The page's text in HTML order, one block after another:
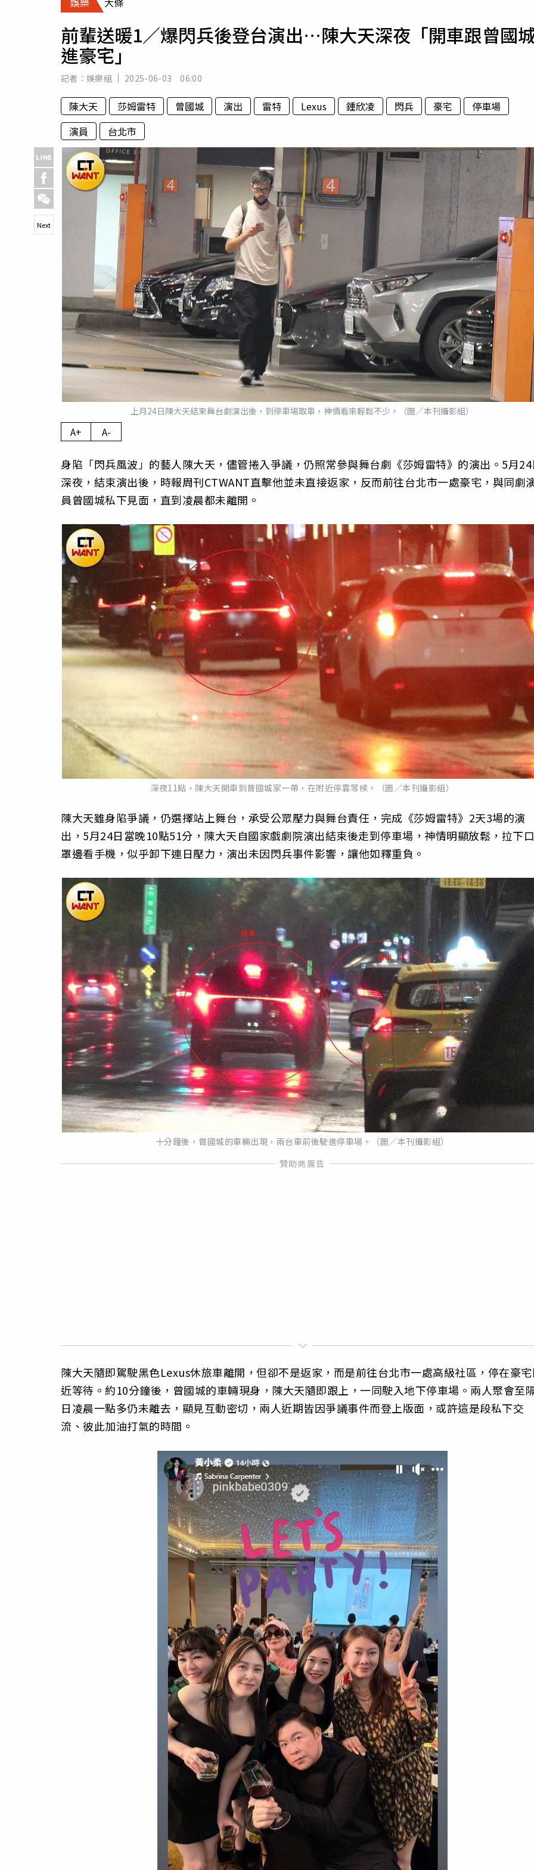
專欄
運勢
前輩送暖1／爆閃兵後登台演出…陳大天深夜「開車跟曾國
進豪宅」
記者： 娛樂組 2025-06-03 06:00
陳大天 莎姆雷特 曾國城 演出 雷特 Lexus 鍾欣凌 閃兵 豪宅
停車場
演員
台北市
上月24日陳大天結束舞台劇演出後，到停車場取車，神情看來輕鬆不少。（圖／本刊攝影組）
Next
A+ A-
身陷「閃兵風波」的藝人陳大天，儘管捲入爭議，仍照常參與舞台劇《莎姆雷特》的演出。5月
深夜，結束演出後，時報周刊CTWANT直擊他並未直接返家，反而前往台北市一處豪宅，與同劇
員曾國城私下見面，直到凌晨都未離開。
深夜11點，陳大天開車到曾國城家一帶，在附近停靠等候。（圖／本刊攝影組）
陳大天雖身陷爭議，仍選擇站上舞台，承受公眾壓力與舞台責任，完成《莎姆雷特》2天3場的演
出，5月24日當晚10點51分，陳大天自國家戲劇院演出結束後走到停車場，神情明顯放鬆，拉下口
罩邊看手機，似乎卸下連日壓力，演出未因閃兵事件影響，讓他如釋重負。
十分鐘後，曾國城的車輛出現，兩台車前後駛進停車場。（圖／本刊攝影組）
陳大天隨即駕駛黑色Lexus休旅車離開，但卻不是返家，而是前往台北市一處高級社區，停在豪
近等待。約10分鐘後，曾國城的車輛現身，陳大天隨即跟上，一同駛入地下停車場。兩人聚會至
日凌晨一點多仍未離去，顯見互動密切，兩人近期皆因爭議事件而登上版面，或許這是段私下交
流、彼此加油打氣的時間。